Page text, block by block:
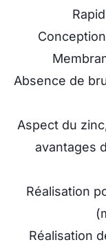
Absence de
Aspect du
avantages
Réalisation
Réalisation